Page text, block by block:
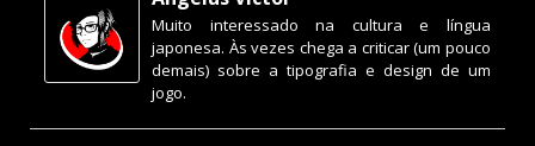
Muito interessado na cultura e língua
japonesa. Às vezes chega a criticar (um pouco
demais) sobre a tipografia e design de um
jogo.